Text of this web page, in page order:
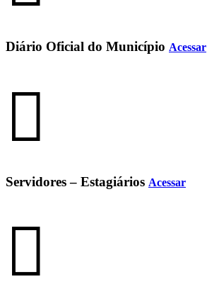
Diário Oficial do Município Acessar
Servidores – Estagiários Acessar